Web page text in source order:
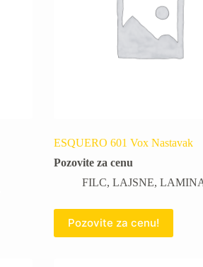
ESQUERO 601 Vox Nastavak
Pozovite za cenu
FILC, LAJSNE,
Pozovite za cenu!